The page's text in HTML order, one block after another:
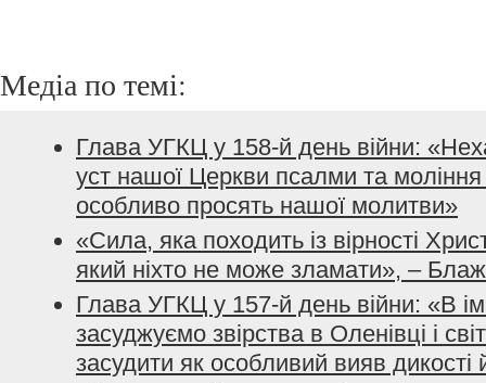
Медіа по темі:
Глава УГКЦ у 158-й день війни:
уст нашої Церкви псалми та моління
особливо просять нашої молитви»
«Сила, яка походить із вірності
який ніхто не може зламати», –
Глава УГКЦ у 157-й день війни: «В
засуджуємо звірства в Оленівці і
засудити як особливий вияв дикості